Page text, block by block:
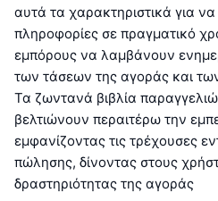
αυτά τα χαρακτηριστικά για
πληροφορίες σε πραγματικό
εμπόρους να λαμβάνουν
των τάσεων της αγοράς και
Τα ζωντανά βιβλία
βελτιώνουν περαιτέρω την
εμφανίζοντας τις τρέχουσες
πώλησης, δίνοντας στους
δραστηριότητας της αγοράς